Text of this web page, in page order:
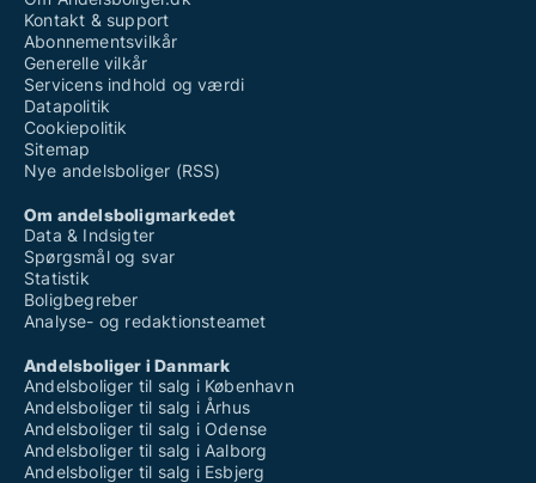
Kontakt & support
Abonnementsvilkår
Generelle vilkår
Servicens indhold og værdi
Datapolitik
Cookiepolitik
Sitemap
Nye andelsboliger (RSS)
Om andelsboligmarkedet
Data & Indsigter
Spørgsmål og svar
Statistik
Boligbegreber
Analyse- og redaktionsteamet
Andelsboliger i Danmark
Andelsboliger til salg i København
Andelsboliger til salg i Århus
Andelsboliger til salg i Odense
Andelsboliger til salg i Aalborg
Andelsboliger til salg i Esbjerg